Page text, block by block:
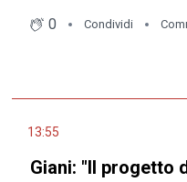
0 Condividi
13:55
Giani: "Il progetto